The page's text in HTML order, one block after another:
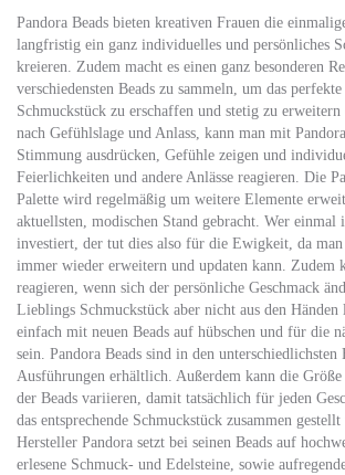
Pandora Beads bieten kreativen Frauen die
langfristig ein ganz individuelles und persönliches
kreieren. Zudem macht es einen ganz besonderen
verschiedensten Beads zu sammeln, um das
Schmuckstück zu erschaffen und stetig zu erweitern
nach Gefühlslage und Anlass, kann man mit
Stimmung ausdrücken, Gefühle zeigen und
Feierlichkeiten und andere Anlässe reagieren. Die
Palette wird regelmäßig um weitere Elemente
aktuellsten, modischen Stand gebracht. Wer einmal
investiert, der tut dies also für die Ewigkeit, da man
immer wieder erweitern und updaten kann. Zudem
reagieren, wenn sich der persönliche Geschmack
Lieblings Schmuckstück aber nicht aus den Händen
einfach mit neuen Beads auf hübschen und für die
sein. Pandora Beads sind in den unterschiedlichsten
Ausführungen erhältlich. Außerdem kann die
der Beads variieren, damit tatsächlich für jeden
das entsprechende Schmuckstück zusammen
Hersteller Pandora setzt bei seinen Beads auf
erlesene Schmuck- und Edelsteine, sowie